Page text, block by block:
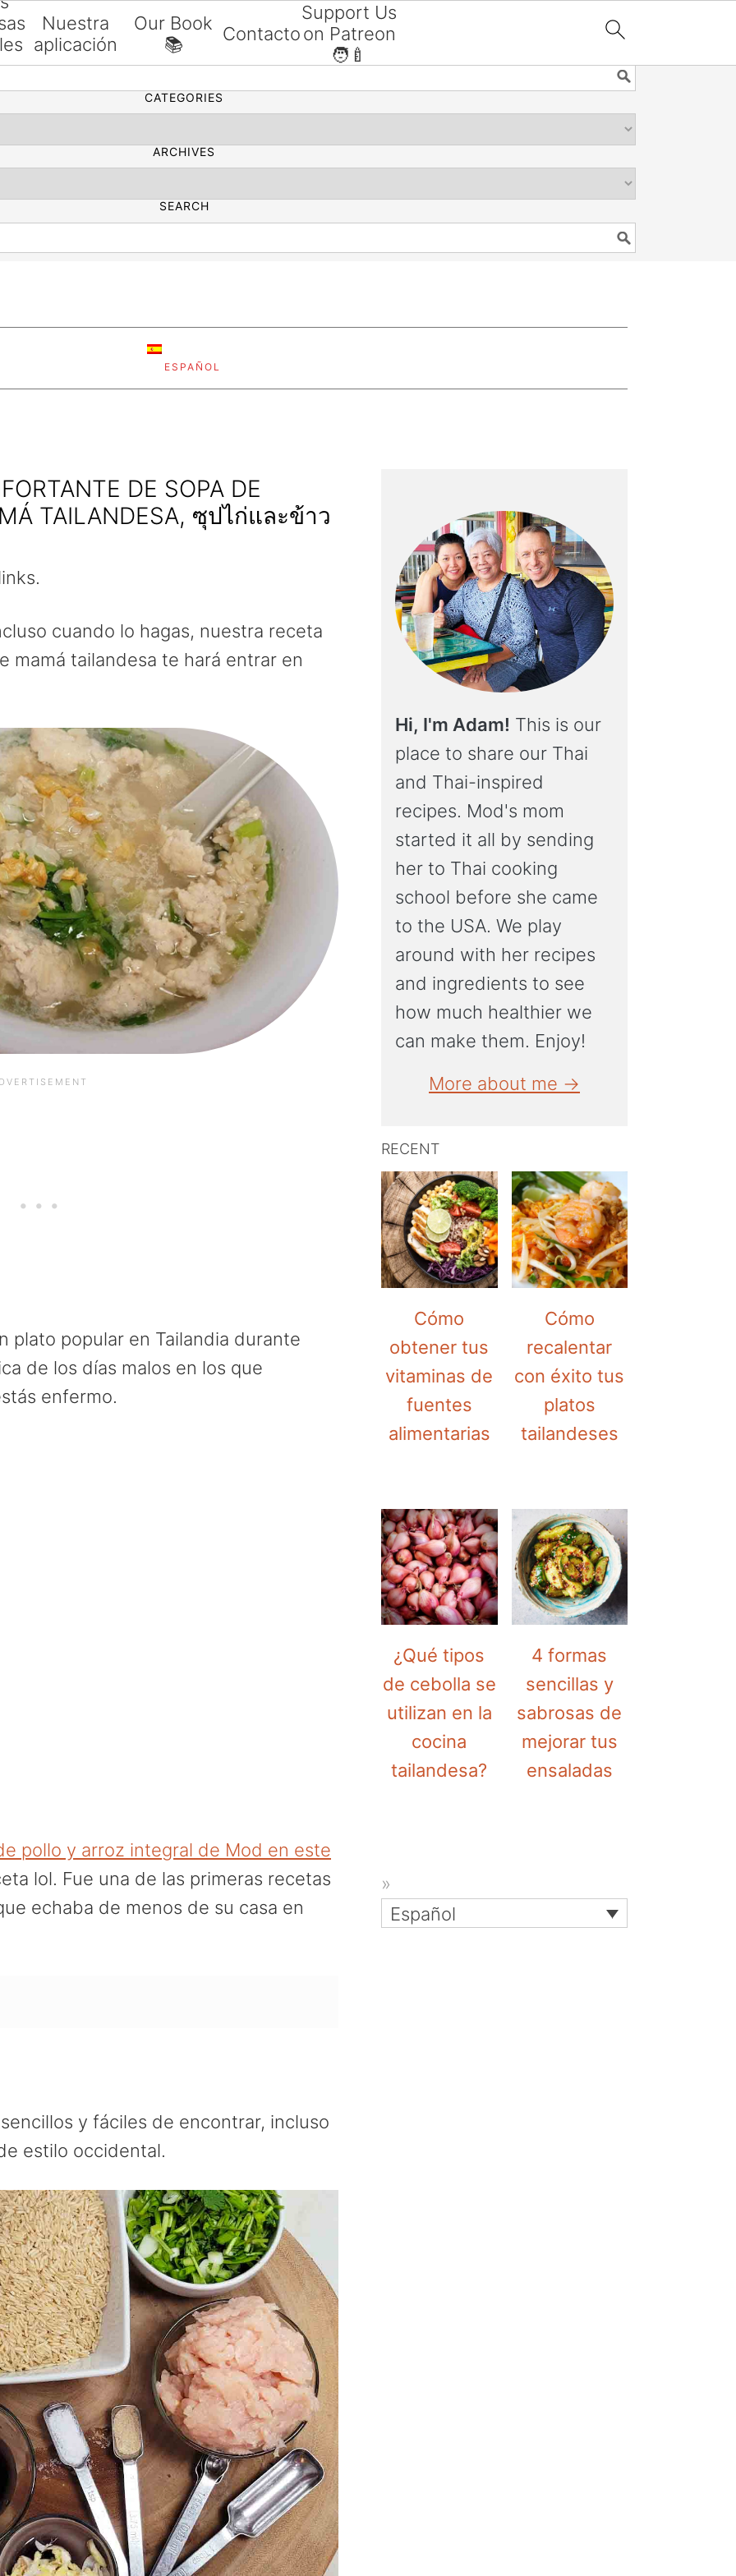
SEARCH
CATEGORIES
ARCHIVES
SEARCH
ESPAÑOL
Nuestra
aplicación
Our Book
📚
Contacto
Support Us
on Patreon
🧑‍🍼
DE SOPA DE
TAILANDESA, ซุปไก่และข้าว
cuando lo hagas, nuestra receta
mamá tailandesa te hará entrar en
plato popular en Tailandia durante
de los días malos en los que
enfermo.
pollo y arroz integral de Mod en este
lol. Fue una de las primeras recetas
echaba de menos de su casa en
y fáciles de encontrar, incluso
estilo occidental.
Hi, I'm Adam! This is our
place to share our Thai
and Thai-inspired
recipes. Mod's mom
started it all by sending
her to Thai cooking
school before she came
to the USA. We play
around with her recipes
and ingredients to see
how much healthier we
can make them. Enjoy!
More about me →
RECENT
Cómo
obtener tus
vitaminas de
fuentes
alimentarias
Cómo
recalentar
con éxito tus
platos
tailandeses
¿Qué tipos
de cebolla se
utilizan en la
cocina
tailandesa?
4 formas
sencillas y
sabrosas de
mejorar tus
ensaladas
Español